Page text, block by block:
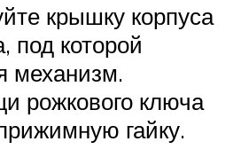
крышку корпуса
под которой
механизм.
рожкового ключа
гайку.